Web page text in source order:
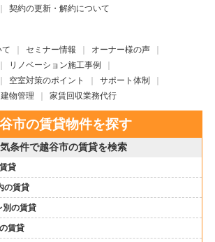
契約の更新・解約について
て セミナー情報
オーナー様の声
リノベーション施工事例
空室対策のポイント
サポート体制
建物管理 家賃回収業務代行
市の賃貸物件を探す
気条件で越谷市の賃貸を検索
貸
の賃貸
別の賃貸
賃貸